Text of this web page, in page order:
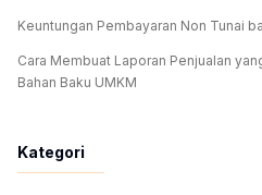
Keuntungan Pembayaran Non Tunai
Cara Membuat Laporan Penjualan
Bahan Baku UMKM
Kategori